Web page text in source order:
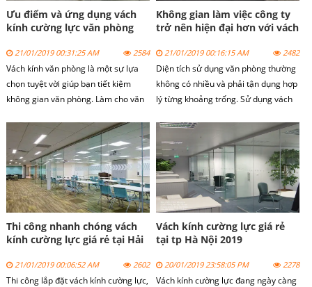
Ưu điểm và ứng dụng vách
kính cường lực văn phòng
21/01/2019 00:31:25 AM 2584
Vách kính văn phòng là một sự lựa
chọn tuyệt vời giúp bạn tiết kiệm
không gian văn phòng. Làm cho văn
hơn. Tạo ấn tượng tốt cho đối tác và
khách hàng tới thăm văn phòng.
Ngoài ra, với bố cục bài trí hợp lý sẽ
giúp cho tinh thần làm việc của nhân
viên thoải mái nhất.
Không gian làm việc công ty
trở nên hiện đại hơn với vách
21/01/2019 00:16:15 AM 2482
Diện tích sử dụng văn phòng thường
không có nhiều và phải tận dụng hợp
lý từng khoảng trống. Sử dụng vách
tạo được một không gian hiện đại,
lịch sự và năng động. Một giải pháp
tối ưu được đưa ra đó là vách kính
văn phòng.
Thi công nhanh chóng vách
kính cường lực giá rẻ tại Hải
21/01/2019 00:06:52 AM 2602
Thi công lắp đặt vách kính cường lực,
Vách kính cường lực giá rẻ
tại tp Hà Nội 2019
20/01/2019 23:58:05 PM 2278
Vách kính cường lực đang ngày càng